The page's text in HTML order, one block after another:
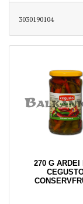
3030190104
270 G ARDEI